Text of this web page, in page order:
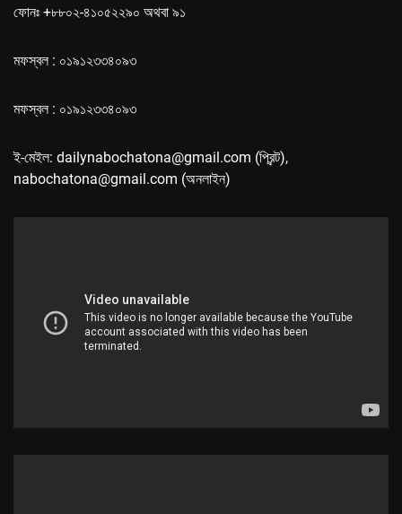
ফোনঃ +৮৮০২-৪১০৫২২৯০ অথবা ৯১
মফস্বল : ০১৯১২৩৩৪০৯৩
মফস্বল : ০১৯১২৩৩৪০৯৩
ই-মেইল: dailynabochatona@gmail.com (প্রিন্ট),
nabochatona@gmail.com (অনলাইন)